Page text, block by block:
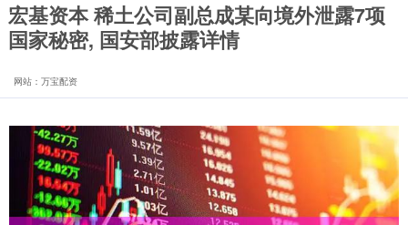
宏基资本 稀土公司副总成某向境外泄露7项
国家秘密, 国安部披露详情
网站：万宝配资